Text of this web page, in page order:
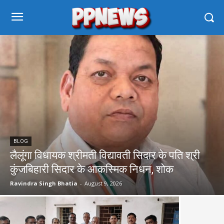
BLOG
लैलूंगा विधायक श्रीमती विद्यावती सिदार के पति श्री
कुंजबिहारी सिदार के आकस्मिक निधन, शोक
Ravindra Singh Bhatia - August 9, 2026